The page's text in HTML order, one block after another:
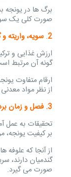
برگ ها در یونجه
صورت کلی یک
2
. سویه، واریته و
ارزش غذایی و
گونه آن مرتبط
ارقام متفاوت
از نظر مواد
3. فصل و زمان برداشت یونجه:
تحقیقات به عمل
بر کیفیت
از آنجا که علوفه
گندمیان دارند،
صورت می گیرد.